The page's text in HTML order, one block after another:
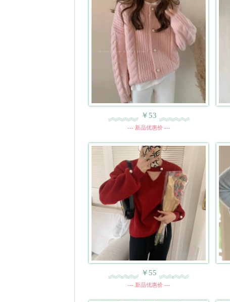
￥53
--- 新品优惠价 ---
￥55
--- 新品优惠价 ---